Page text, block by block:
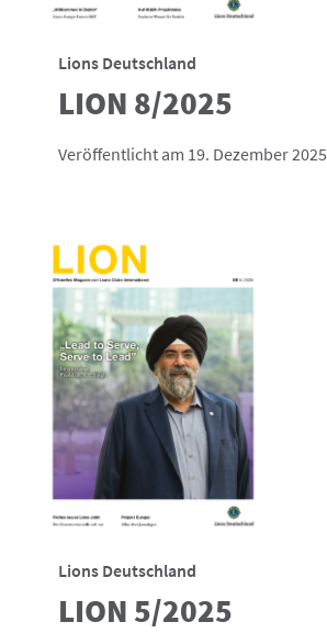
Lions Deutschland
LION 8/2025
Veröffentlicht am 19. Dezember 2025
Lions Deutschland
LION 5/2025